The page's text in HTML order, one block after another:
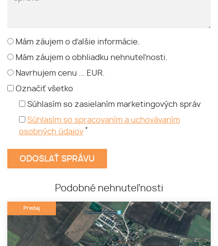
Mám záujem o ďalšie informácie.
Mám záujem o obhliadku nehnuteľnosti.
Navrhujem cenu ... EUR.
Označiť všetko
Súhlasím so zasielaním marketingových správ
Súhlasím so spracovaním a uchovávaním
osobných údajov *
Podobné nehnuteľnosti
Predaj